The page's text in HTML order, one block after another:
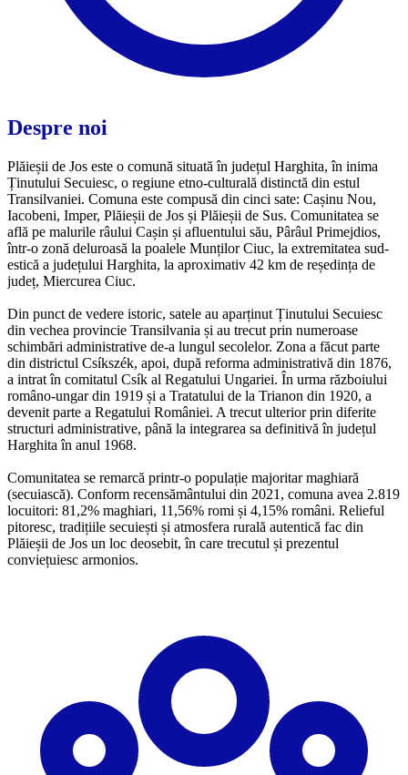
Despre noi
Plăieșii de Jos este o comună situată în județul Harghita, în inima
Ținutului Secuiesc, o regiune etno-culturală distinctă din estul
Transilvaniei. Comuna este compusă din cinci sate: Cașinu Nou,
Iacobeni, Imper, Plăieșii de Jos și Plăieșii de Sus. Comunitatea se
află pe malurile râului Cașin și afluentului său, Pârâul Primejdios,
într-o zonă deluroasă la poalele Munților Ciuc, la extremitatea sud-
estică a județului Harghita, la aproximativ 42 km de reședința de
județ, Miercurea Ciuc.
Din punct de vedere istoric, satele au aparținut Ținutului Secuiesc
din vechea provincie Transilvania și au trecut prin numeroase
schimbări administrative de-a lungul secolelor. Zona a făcut parte
din districtul Csíkszék, apoi, după reforma administrativă din 1876,
a intrat în comitatul Csík al Regatului Ungariei. În urma războiului
româno-ungar din 1919 și a Tratatului de la Trianon din 1920, a
devenit parte a Regatului României. A trecut ulterior prin diferite
structuri administrative, până la integrarea sa definitivă în județul
Harghita în anul 1968.
Comunitatea se remarcă printr-o populație majoritar maghiară
(secuiască). Conform recensământului din 2021, comuna avea 2.819
locuitori: 81,2% maghiari, 11,56% romi și 4,15% români. Relieful
pitoresc, tradițiile secuiești și atmosfera rurală autentică fac din
Plăieșii de Jos un loc deosebit, în care trecutul și prezentul
conviețuiesc armonios.